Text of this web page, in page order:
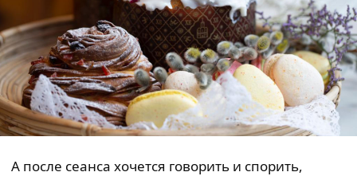
А после сеанса хочется говорить и спорить,